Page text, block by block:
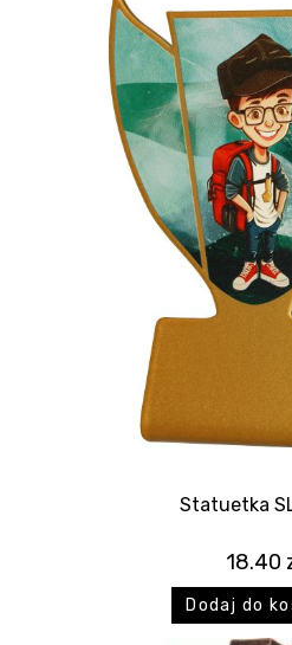
Statuetka
18.40
Dodaj do